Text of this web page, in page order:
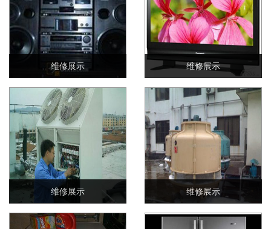
维修展示 维修展示
维修展示 维修展示